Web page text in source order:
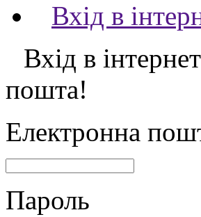
Вхід в
Вхід в
пошта!
Електронна
Пароль